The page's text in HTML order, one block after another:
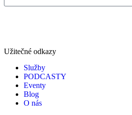
Užitečné odkazy
Služby
PODCASTY
Eventy
Blog
O nás